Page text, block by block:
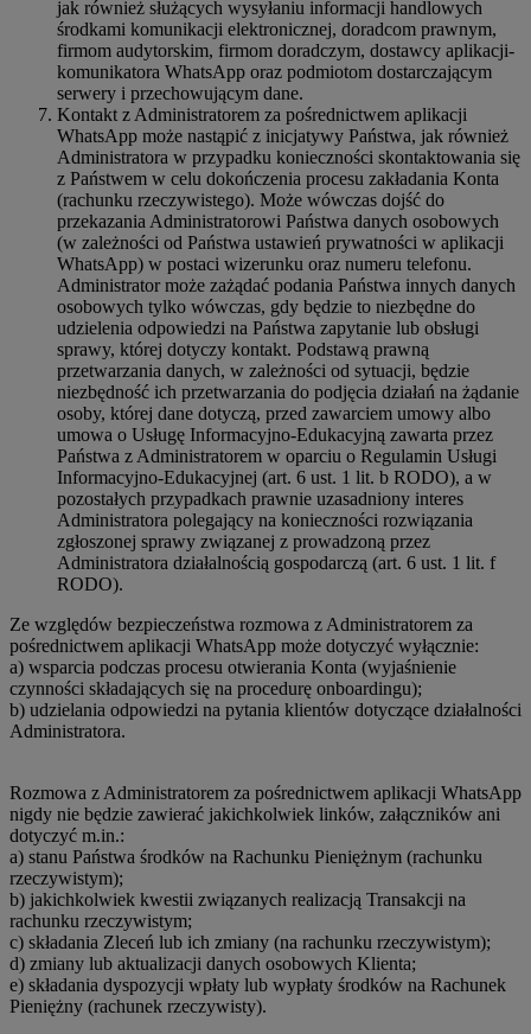
jak również służących wysyłaniu informacji handlowych
środkami komunikacji elektronicznej, doradcom prawnym,
firmom audytorskim, firmom doradczym, dostawcy aplikacji-
komunikatora WhatsApp oraz podmiotom dostarczającym
serwery i przechowującym dane.
Kontakt z Administratorem za pośrednictwem aplikacji
WhatsApp może nastąpić z inicjatywy Państwa, jak również
Administratora w przypadku konieczności skontaktowania się
z Państwem w celu dokończenia procesu zakładania Konta
(rachunku rzeczywistego). Może wówczas dojść do
przekazania Administratorowi Państwa danych osobowych
(w zależności od Państwa ustawień prywatności w aplikacji
WhatsApp) w postaci wizerunku oraz numeru telefonu.
Administrator może zażądać podania Państwa innych danych
osobowych tylko wówczas, gdy będzie to niezbędne do
udzielenia odpowiedzi na Państwa zapytanie lub obsługi
sprawy, której dotyczy kontakt. Podstawą prawną
przetwarzania danych, w zależności od sytuacji, będzie
niezbędność ich przetwarzania do podjęcia działań na żądanie
osoby, której dane dotyczą, przed zawarciem umowy albo
umowa o Usługę Informacyjno-Edukacyjną zawarta przez
Państwa z Administratorem w oparciu o Regulamin Usługi
Informacyjno-Edukacyjnej (art. 6 ust. 1 lit. b RODO), a w
pozostałych przypadkach prawnie uzasadniony interes
Administratora polegający na konieczności rozwiązania
zgłoszonej sprawy związanej z prowadzoną przez
Administratora działalnością gospodarczą (art. 6 ust. 1 lit. f
RODO).
Ze względów bezpieczeństwa rozmowa z Administratorem za
pośrednictwem aplikacji WhatsApp może dotyczyć wyłącznie:
a) wsparcia podczas procesu otwierania Konta (wyjaśnienie
czynności składających się na procedurę onboardingu);
b) udzielania odpowiedzi na pytania klientów dotyczące działalności
Administratora.
Rozmowa z Administratorem za pośrednictwem aplikacji WhatsApp
nigdy nie będzie zawierać jakichkolwiek linków, załączników ani
dotyczyć m.in.:
a) stanu Państwa środków na Rachunku Pieniężnym (rachunku
rzeczywistym);
b) jakichkolwiek kwestii związanych realizacją Transakcji na
rachunku rzeczywistym;
c) składania Zleceń lub ich zmiany (na rachunku rzeczywistym);
d) zmiany lub aktualizacji danych osobowych Klienta;
e) składania dyspozycji wpłaty lub wypłaty środków na Rachunek
Pieniężny (rachunek rzeczywisty).